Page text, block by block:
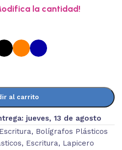
la cantidad!
al carrito
jueves, 13 de agosto
, Bolígrafos Plásticos
, Escritura, Lapicero